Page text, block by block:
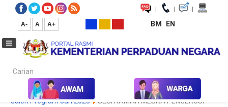
| | |
A- A A+ BM EN
Carian...
Laman Utama Warga Galeri Program
Galeri Program Jan 2025
SESI RAMAH MESRA PENGERUSI